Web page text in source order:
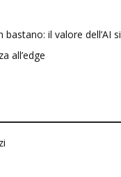
bastano: il valore dell’AI si
all’edge